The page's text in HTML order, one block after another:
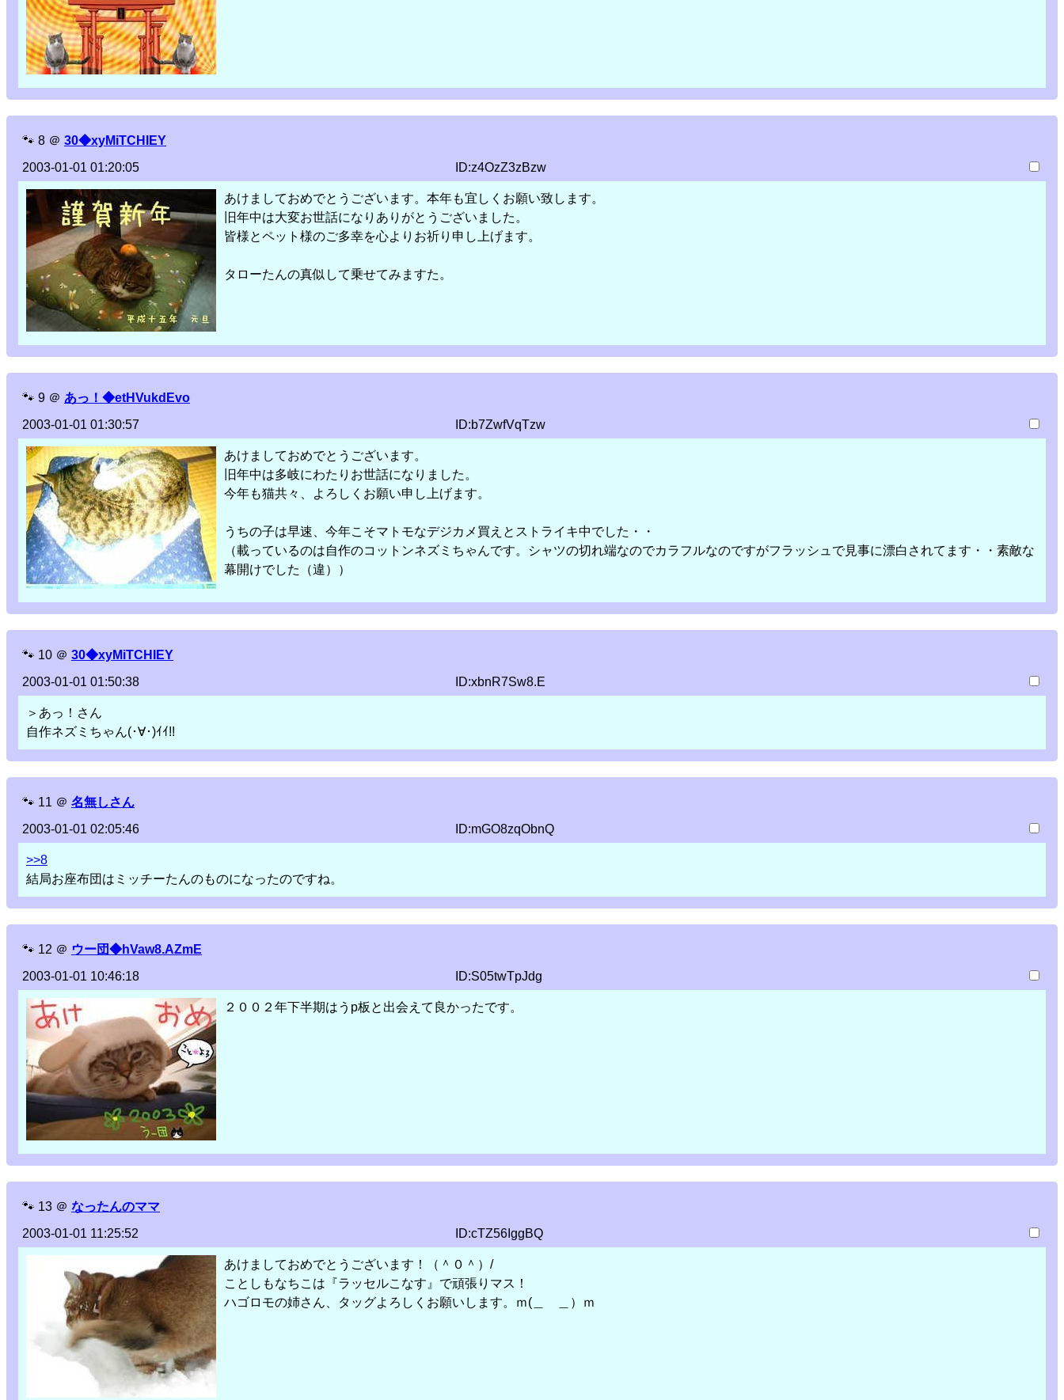
🐾 8 ＠ 30◆xyMiTCHIEY
2003-01-01 01:20:05
ID:z4OzZ3zBzw
あけましておめでとうございます。本年も宜しくお願い致します。
旧年中は大変お世話になりありがとうございました。
皆様とペット様のご多幸を心よりお祈り申し上げます。
タローたんの真似して乗せてみますた。
🐾 9 ＠ あっ！◆etHVukdEvo
2003-01-01 01:30:57
ID:b7ZwfVqTzw
あけましておめでとうございます。
旧年中は多岐にわたりお世話になりました。
今年も猫共々、よろしくお願い申し上げます。
うちの子は早速、今年こそマトモなデジカメ買えとストライキ中でした・・
（載っているのは自作のコットンネズミちゃんです。シャツの切れ端なのでカラフルなのですがフラッシュで見事に漂白されてます・・素敵な
幕開けでした（違））
🐾 10 ＠ 30◆xyMiTCHIEY
2003-01-01 01:50:38
ID:xbnR7Sw8.E
＞あっ！さん
自作ネズミちゃん(･∀･)ｲｲ!!
🐾 11 ＠ 名無しさん
2003-01-01 02:05:46
ID:mGO8zqObnQ
>>8
結局お座布団はミッチーたんのものになったのですね。
🐾 12 ＠ ウー団◆hVaw8.AZmE
2003-01-01 10:46:18
ID:S05twTpJdg
２００２年下半期はうp板と出会えて良かったです。
🐾 13 ＠ なったんのママ
2003-01-01 11:25:52
ID:cTZ56IggBQ
あけましておめでとうございます！（＾０＾）/
ことしもなちこは『ラッセルこなす』で頑張りマス！
ハゴロモの姉さん、タッグよろしくお願いします。ｍ(＿ ＿）ｍ